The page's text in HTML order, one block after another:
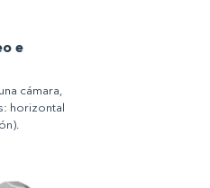
e
cámara,
horizontal